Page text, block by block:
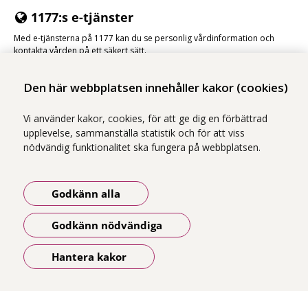
Den här webbplatsen innehåller kakor (cookies)
Vi använder kakor, cookies, för att ge dig en förbättrad
upplevelse, sammanställa statistik och för att viss
nödvändig funktionalitet ska fungera på webbplatsen.
Godkänn alla
Godkänn nödvändiga
Hantera kakor
1177:s e-tjänster
Med e-tjänsterna på 1177 kan du se personlig vårdinformation och
kontakta vården på ett säkert sätt.
Samtliga bilder på webbplatsen är tagna av fotograf Yanan Li om inget
annat namn anges.
Om webbplatsen
Tillgänglighetsredogörelse